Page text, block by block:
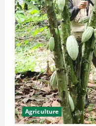
u
j
o
u
r
d
’
h
u
i
e
t
q
u
i
p
r
é
Agriculture